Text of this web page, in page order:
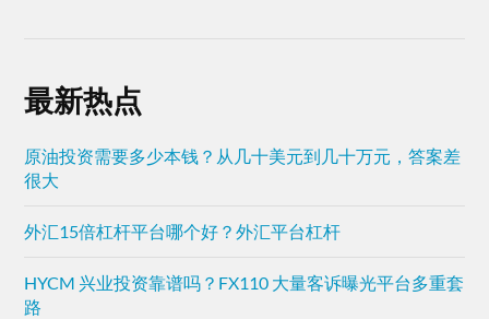
最新热点
原油投资需要多少本钱？从几十美元到几十万元，答案差
很大
外汇15倍杠杆平台哪个好？外汇平台杠杆
HYCM 兴业投资靠谱吗？FX110 大量客诉曝光平台多重套
路